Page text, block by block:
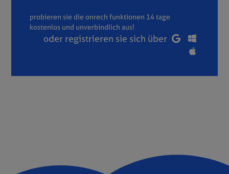
probieren sie die onrech funktionen 14 tage
kostenlos und unverbindlich aus!
oder registrieren sie sich über